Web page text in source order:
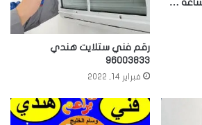
رقم فني ستلايت هندي
96003833
فبراير 14, 2022